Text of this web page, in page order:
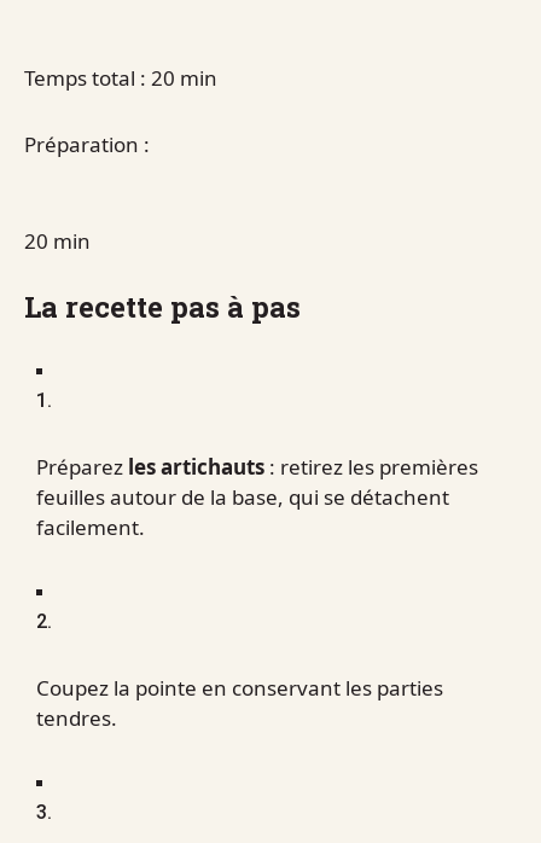
Temps total : 20 min
Préparation :
20 min
La recette pas à pas
1.
Préparez les artichauts : retirez les premières
feuilles autour de la base, qui se détachent
facilement.
2.
Coupez la pointe en conservant les parties
tendres.
3.